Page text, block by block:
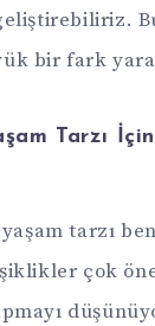
bir fark
Tarzı
yaşam tarzı
çok